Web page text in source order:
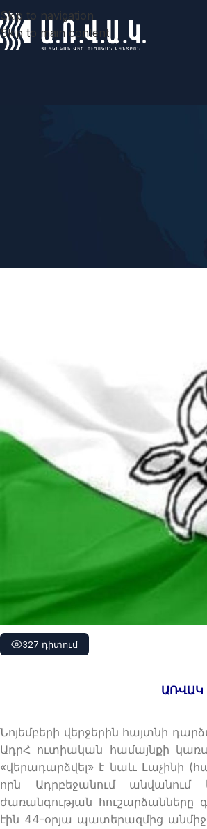
Skip to navigation
Skip to main content
327 դիտում
ԱՌՎԱԿ
Նոյեմբերի վերջերին հայտնի
ԱդրՀ ուտիական համայնքի
«վերադարձվել» է նաև Լաչինի
որն Ադրբեջանում
ժառանգության հուշարձանները
էին 44-օրյա պատերազմից